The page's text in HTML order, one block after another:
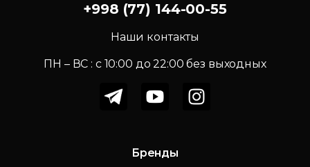
+998 (77) 144-00-55
Наши контакты
ПН – ВС : c 10:00 до 22:00 без выходных
Бренды